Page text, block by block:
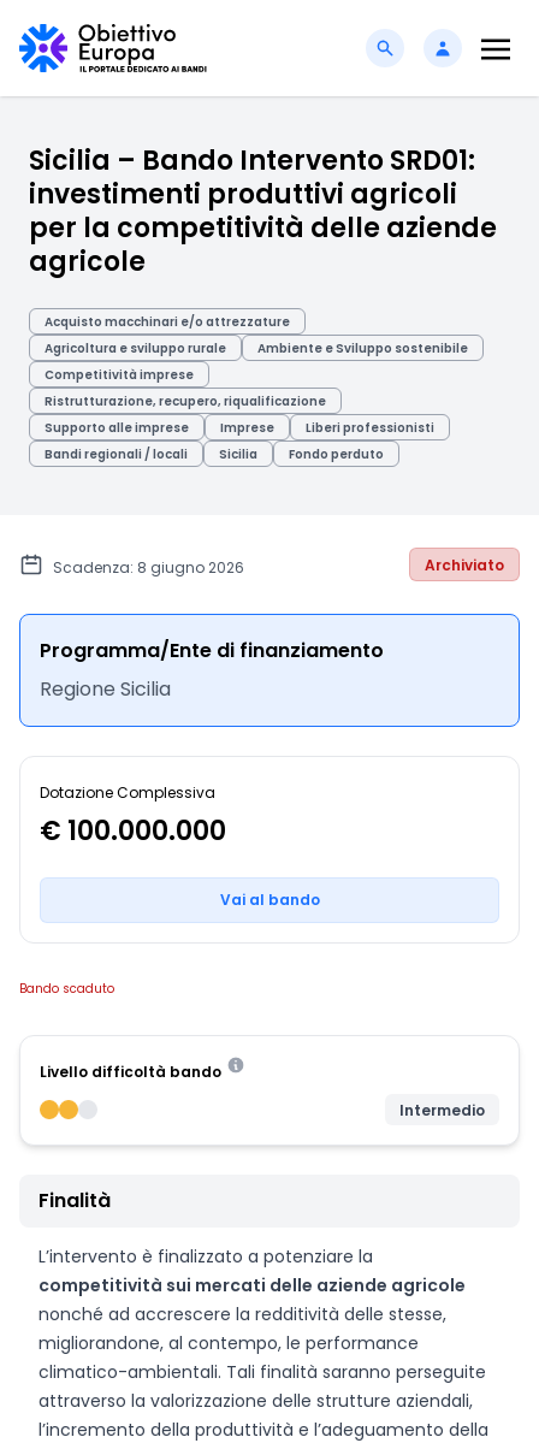
Sicilia – Bando Intervento SRD01:
investimenti produttivi agricoli
per la competitività delle aziende
agricole
Acquisto macchinari e/o attrezzature
Agricoltura e sviluppo rurale
Ambiente e Sviluppo sostenibile
Competitività imprese
Ristrutturazione, recupero, riqualificazione
Supporto alle imprese
Imprese
Liberi professionisti
Bandi regionali / locali
Sicilia Fondo perduto
Scadenza: 8 giugno 2026 Archiviato
Programma/Ente di finanziamento
Regione Sicilia
Dotazione Complessiva
€ 100.000.000
Vai al bando
Bando scaduto
Livello difficoltà bando
Intermedio
Finalità
L’intervento è finalizzato a potenziare la
competitività sui mercati delle aziende agricole
nonché ad accrescere la redditività delle stesse,
migliorandone, al contempo, le performance
climatico-ambientali. Tali finalità saranno perseguite
attraverso la valorizzazione delle strutture aziendali,
l’incremento della produttività e l’adeguamento della